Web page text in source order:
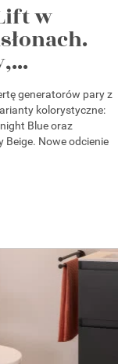
w
generatorów pary z
kolorystyczne:
Blue oraz
Beige. Nowe odcienie